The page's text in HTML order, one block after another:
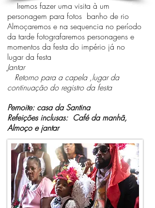
Iremos fazer uma visita à um
personagem para fotos banho de rio
Almoçaremos e na sequencia no período
da tarde fotografaremos personagens e
momentos da festa do império já no
lugar da festa
Jantar
Retorno para a capela ,lugar da
continuação do registro da festa
Pernoite: casa da Santina
Refeições inclusas: Café da manhã,
Almoço e jantar